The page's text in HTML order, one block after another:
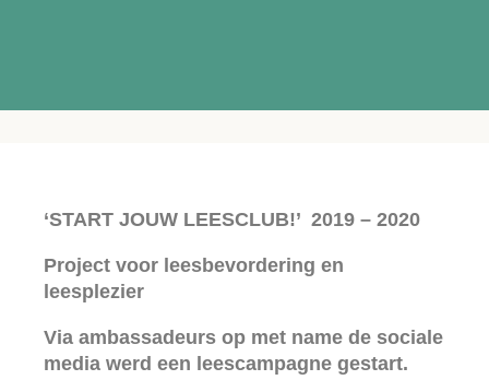
‘START JOUW LEESCLUB!’ 2019 – 2020
Project voor leesbevordering en
leesplezier
Via ambassadeurs op met name de sociale
media werd een leescampagne gestart.